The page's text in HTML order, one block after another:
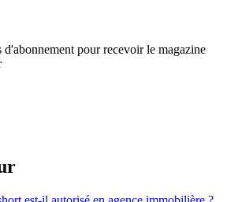
pour recevoir le magazine